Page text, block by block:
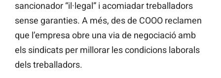
sancionador “il·legal” i acomiadar treballadors
sense garanties. A més, des de COOO reclamen
que l’empresa obre una via de negociació amb
els sindicats per millorar les condicions laborals
dels treballadors.